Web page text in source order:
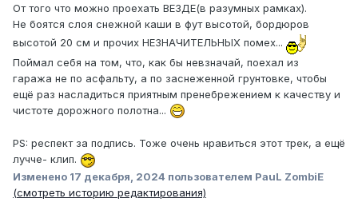
От того что можно проехать ВЕЗДЕ(в разумных рамках).
Не боятся слоя снежной каши в фут высотой, бордюров
высотой 20 см и прочих НЕЗНАЧИТЕЛЬНЫХ помех...
Поймал себя на том, что, как бы невзначай, поехал из
гаража не по асфальту, а по заснеженной грунтовке, чтобы
ещё раз насладиться приятным пренебрежением к качеству и
чистоте дорожного полотна...
PS: респект за подпись. Тоже очень нравиться этот трек, а ещё
лучче- клип.
Изменено 17 декабря, 2024 пользователем PauL ZombiE
(смотреть историю редактирования)